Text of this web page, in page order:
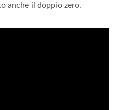
anche il doppio zero.